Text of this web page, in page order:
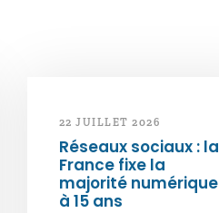
22 JUILLET 2026
Réseaux sociaux : la
France fixe la
majorité numérique
à 15 ans